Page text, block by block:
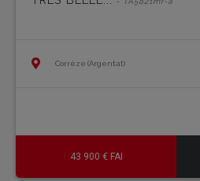
Corrèze (Argentat)
43 900 € FAI